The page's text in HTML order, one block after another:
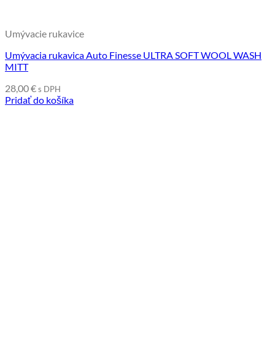
Umývacie rukavice
Umývacia rukavica Auto Finesse ULTRA SOFT WOOL WASH
MITT
28,00€s DPH
Pridať do košíka